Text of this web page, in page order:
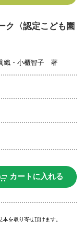
〈認定こども園
織・小櫃智子 著
を取り寄せ頂けます。